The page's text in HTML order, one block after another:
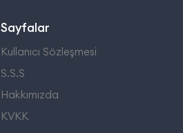
Sayfalar
Kullanıcı Sözleşmesi
S.S.S
Hakkımızda
KVKK